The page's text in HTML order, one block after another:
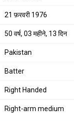
21 फ़रवरी 1976
50 वर्ष, 03 महीने, 13 दिन
Pakistan
Batter
Right Handed
Right-arm medium